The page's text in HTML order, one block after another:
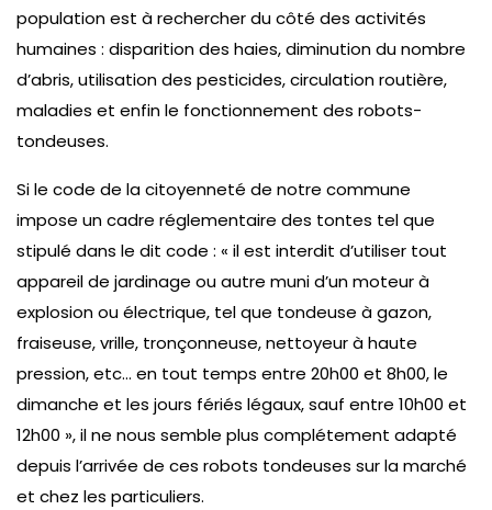
population est à rechercher du côté des activités
humaines : disparition des haies, diminution du nombre
d’abris, utilisation des pesticides, circulation routière,
maladies et enfin le fonctionnement des robots-
tondeuses.
Si le code de la citoyenneté de notre commune
impose un cadre réglementaire des tontes tel que
stipulé dans le dit code : « il est interdit d’utiliser tout
appareil de jardinage ou autre muni d’un moteur à
explosion ou électrique, tel que tondeuse à gazon,
fraiseuse, vrille, tronçonneuse, nettoyeur à haute
pression, etc… en tout temps entre 20h00 et 8h00, le
dimanche et les jours fériés légaux, sauf entre 10h00 et
12h00 », il ne nous semble plus complétement adapté
depuis l’arrivée de ces robots tondeuses sur la marché
et chez les particuliers.